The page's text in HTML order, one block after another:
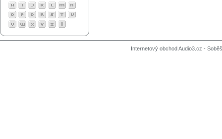
Internetový obchod Audio3.cz -